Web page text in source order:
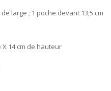
large ; 1 poche devant 13,5 cm
X 14 cm de hauteur